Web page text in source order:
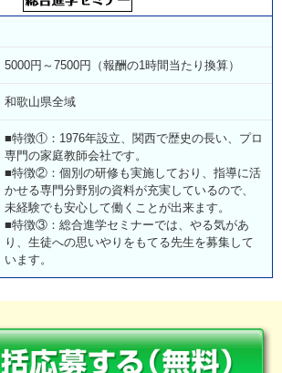
5000円～7500円（報酬の1時間当たり換算）
和歌山県全域
■特徴①：1976年設立、関西で歴史の長い、プロ
専門の家庭教師会社です。
■特徴②：個別の研修も実施しており、指導に活
かせる専門分野別の資料が充実しているので、
未経験でも安心して働くことが出来ます。
■特徴③：総合進学セミナーでは、やる気があ
り、生徒への思いやりをもてる先生を募集して
います。